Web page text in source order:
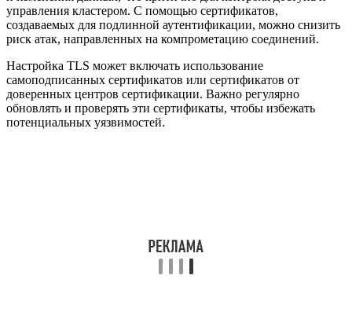
управления кластером. С помощью сертификатов,
создаваемых для подлинной аутентификации, можно снизить
риск атак, направленных на компрометацию соединений.
Настройка TLS может включать использование
самоподписанных сертификатов или сертификатов от
доверенных центров сертификации. Важно регулярно
обновлять и проверять эти сертификаты, чтобы избежать
потенциальных уязвимостей.